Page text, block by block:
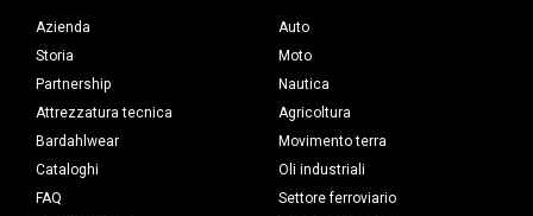
Azienda
Storia
Partnership
Attrezzatura tecnica
Bardahlwear
Cataloghi
FAQ
Auto
Moto
Nautica
Agricoltura
Movimento terra
Oli industriali
Settore ferroviario